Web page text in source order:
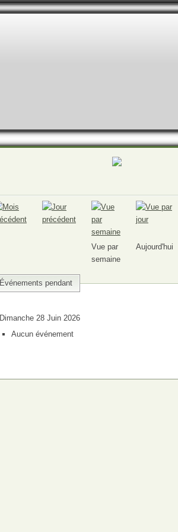
Vue par
semaine
Aujourd'hui
Événements pendant
Dimanche 28 Juin 2026
Aucun événement